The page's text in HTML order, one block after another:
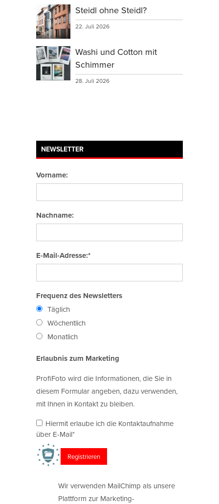
Steidl ohne Steidl?
22. Juli 2026
Washi und Cotton mit
Schimmer
28. Juli 2026
NEWSLETTER
Vorname:
Nachname:
E-Mail-Adresse:*
Frequenz des Newsletters
Täglich
Wöchentlich
Monatlich
Erlaubnis zum Marketing
ProfiFoto wird die Informationen, die Sie in
diesem Formular angeben, dazu verwenden,
mit Ihnen in Kontakt zu bleiben.
Hiermit erlaube ich die Kontaktaufnahme
über E-Mail*
Wir verwenden MailChimp als unsere
Plattform zur Marketing-